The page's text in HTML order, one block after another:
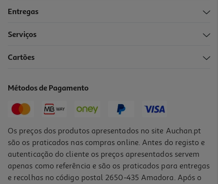
Entregas
Serviços
Cartões
Métodos de Pagamento
Os preços dos produtos apresentados no site Auchan.pt
são os praticados nas compras online. Antes do registo e
autenticação do cliente os preços apresentados servem
apenas como referência e são os praticados para entregas
e recolhas no código postal 2650-435 Amadora. Após o